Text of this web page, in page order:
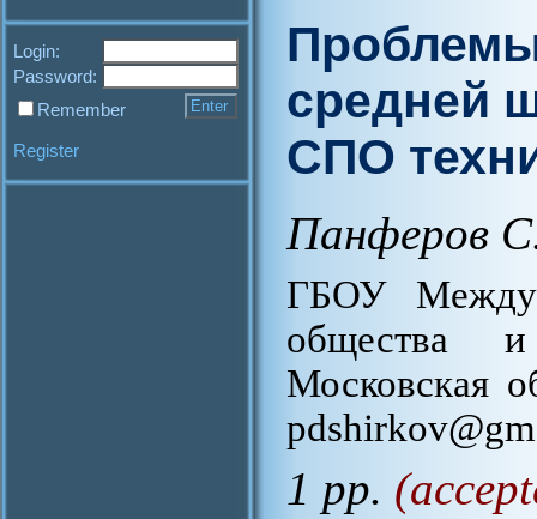
Login:
Password:
Remember
Register
средней
СПО
Панферов
ГБОУ
общества
Московская
1 pp.